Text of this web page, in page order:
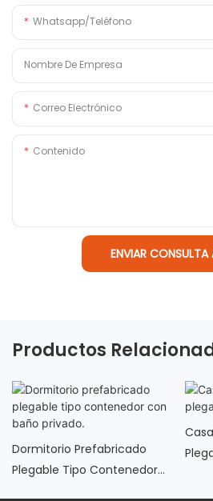
Whatsapp/Teléfono
Nombre De Empresa
Correo Electrónico
Contenido
ENVIAR CONSULTA
Productos
Dormitorio Prefabricado
Plegable Tipo Contenedor